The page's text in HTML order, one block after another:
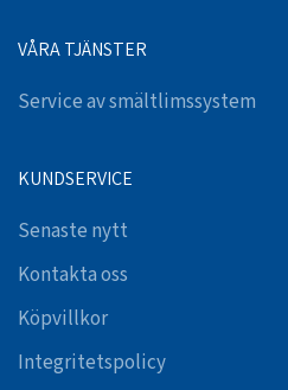
VÅRA TJÄNSTER
Service av smältlimssystem
KUNDSERVICE
Senaste nytt
Kontakta oss
Köpvillkor
Integritetspolicy